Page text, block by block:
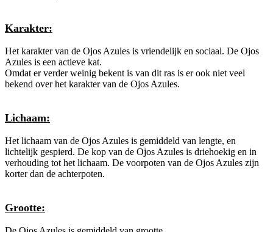
Karakter:
Het karakter van de Ojos Azules is vriendelijk en sociaal. De Ojos
Azules is een actieve kat.
Omdat er verder weinig bekent is van dit ras is er ook niet veel
bekend over het karakter van de Ojos Azules.
Lichaam:
Het lichaam van de Ojos Azules is gemiddeld van lengte, en
lichtelijk gespierd. De kop van de Ojos Azules is driehoekig en in
verhouding tot het lichaam. De voorpoten van de Ojos Azules zijn
korter dan de achterpoten.
Grootte: